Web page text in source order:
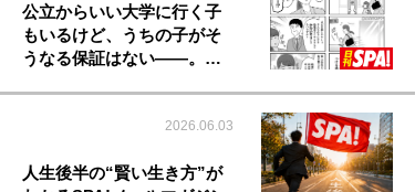
公立からいい大学に行く子
もいるけど、うちの子がそ
うなる保証はない――。…
2026.06.03
人生後半の“賢い生き方”が